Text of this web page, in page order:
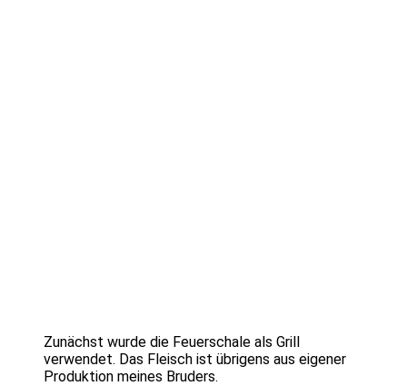
Zunächst wurde die Feuerschale als Grill
verwendet. Das Fleisch ist übrigens aus eigener
Produktion meines Bruders.